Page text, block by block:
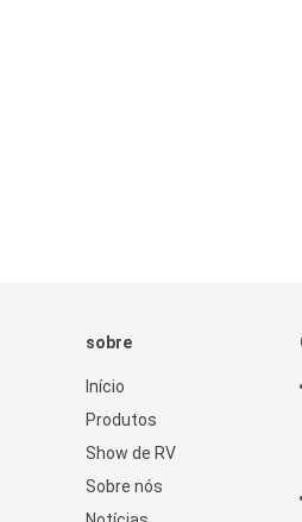
sobre
Início
Produtos
Show de RV
Sobre nós